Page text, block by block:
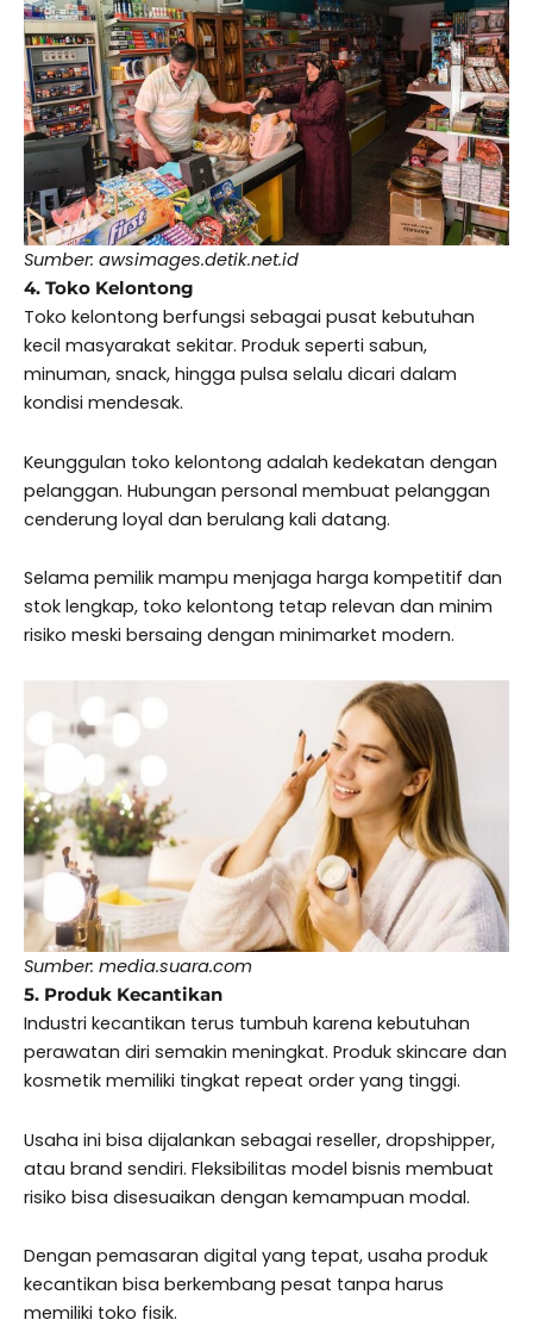
Sumber: awsimages.detik.net.id
4. Toko Kelontong
Toko kelontong berfungsi sebagai pusat kebutuhan
kecil masyarakat sekitar. Produk seperti sabun,
minuman, snack, hingga pulsa selalu dicari dalam
kondisi mendesak.
Keunggulan toko kelontong adalah kedekatan dengan
pelanggan. Hubungan personal membuat pelanggan
cenderung loyal dan berulang kali datang.
Selama pemilik mampu menjaga harga kompetitif dan
stok lengkap, toko kelontong tetap relevan dan minim
risiko meski bersaing dengan minimarket modern.
Sumber: media.suara.com
5. Produk Kecantikan
Industri kecantikan terus tumbuh karena kebutuhan
perawatan diri semakin meningkat. Produk skincare dan
kosmetik memiliki tingkat repeat order yang tinggi.
Usaha ini bisa dijalankan sebagai reseller, dropshipper,
atau brand sendiri. Fleksibilitas model bisnis membuat
risiko bisa disesuaikan dengan kemampuan modal.
Dengan pemasaran digital yang tepat, usaha produk
kecantikan bisa berkembang pesat tanpa harus
memiliki toko fisik.